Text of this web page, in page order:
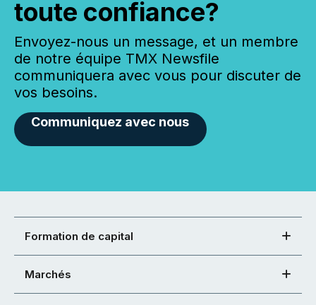
toute confiance?
Envoyez-nous un message, et un membre
de notre équipe TMX Newsfile
communiquera avec vous pour discuter de
vos besoins.
Communiquez avec nous
Formation de capital
Marchés